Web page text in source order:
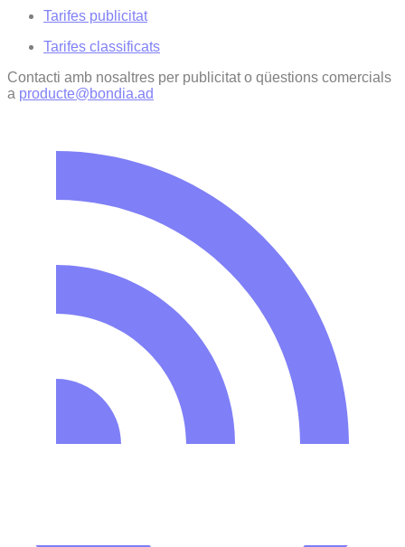
Tarifes publicitat
Tarifes classificats
Contacti amb nosaltres per publicitat o qüestions comercials
a producte@bondia.ad